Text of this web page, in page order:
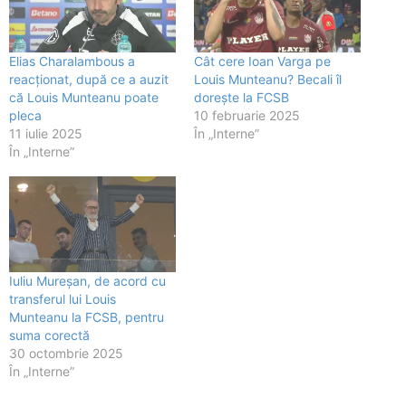
Elias Charalambous a
reacționat, după ce a auzit
că Louis Munteanu poate
pleca
11 iulie 2025
În „Interne”
Cât cere Ioan Varga pe
Louis Munteanu? Becali îl
dorește la FCSB
10 februarie 2025
În „Interne”
Iuliu Mureșan, de acord cu
transferul lui Louis
Munteanu la FCSB, pentru
suma corectă
30 octombrie 2025
În „Interne”